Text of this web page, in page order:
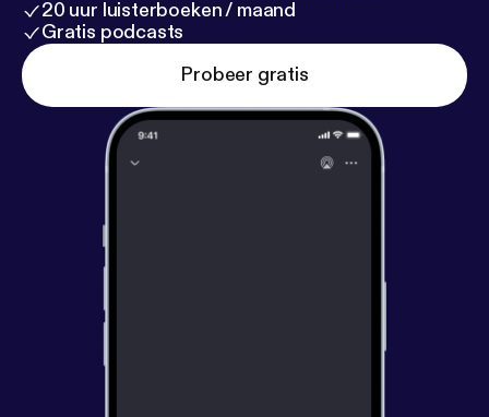
20 uur luisterboeken / maand
Gratis podcasts
Probeer gratis